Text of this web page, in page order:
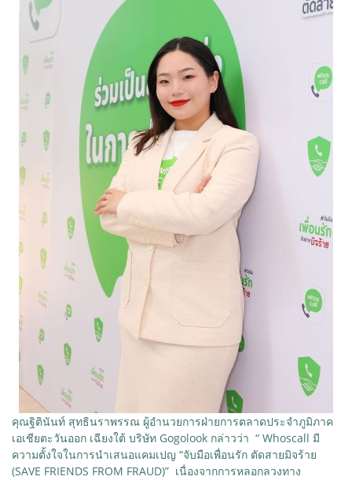
คุณฐิตินันท์ สุทธินราพรรณ ผู้อำนวยการฝ่ายการตลาดประจำภูมิภาค
เอเชียตะวันออก เฉียงใต้ บริษัท Gogolook กล่าวว่า “ Whoscall มี
ความตั้งใจในการนำเสนอแคมเปญ “จับมือเพื่อนรัก ตัดสายมิจร้าย
(SAVE FRIENDS FROM FRAUD)” เนื่องจากการหลอกลวงทาง